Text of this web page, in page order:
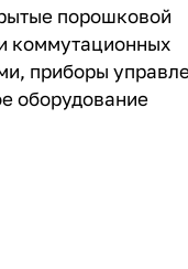
порошковой
коммутационных
приборы
оборудование